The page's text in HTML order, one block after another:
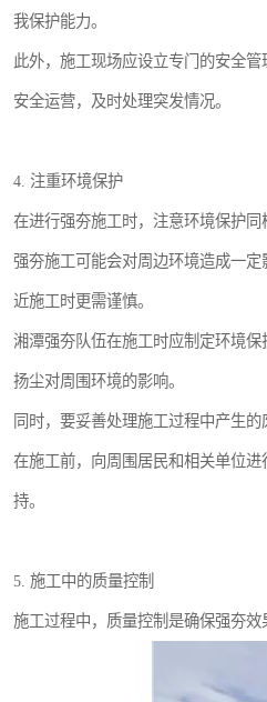
我保护能力。
此外，施工现场应设立专门的安全
安全运营，及时处理突发情况。
4. 注重环境保护
在进行强夯施工时，注意环境保护同
强夯施工可能会对周边环境造成一
近施工时更需谨慎。
湘潭强夯队伍在施工时应制定环境
扬尘对周围环境的影响。
同时，要妥善处理施工过程中产生的
在施工前，向周围居民和相关单位
持。
5. 施工中的质量控制
施工过程中，质量控制是确保强夯效